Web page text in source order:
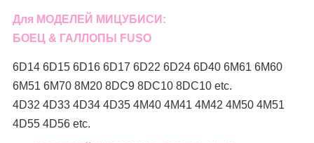
Для МОДЕЛЕЙ МИЦУБИСИ:
БОЕЦ & ГАЛЛОПЫ FUSO
6D14 6D15 6D16 6D17 6D22 6D24 6D40 6M61 6M60
6M51 6M70 8M20 8DC9 8DC10 8DC10 etc.
4D32 4D33 4D34 4D35 4M40 4M41 4M42 4M50 4M51
4D55 4D56 etc.